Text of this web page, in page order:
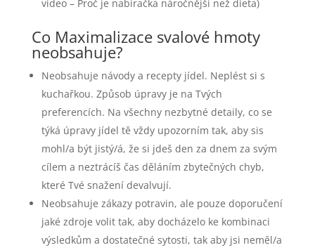
video – Proč je nabíračka náročnější než dieta)
Co Maximalizace svalové hmoty
neobsahuje?
Neobsahuje návody a recepty jídel. Neplést si s
kuchařkou. Způsob úpravy je na Tvých
preferencích. Na všechny nezbytné detaily, co se
týká úpravy jídel tě vždy upozorním tak, aby sis
mohl/a být jistý/á, že si jdeš den za dnem za svým
cílem a neztrácíš čas děláním zbytečných chyb,
které Tvé snažení devalvují.
Neobsahuje zákazy potravin, ale pouze doporučení
jaké zdroje volit tak, aby docházelo ke kombinaci
výsledkům a dostatečné sytosti, tak aby jsi neměl/a